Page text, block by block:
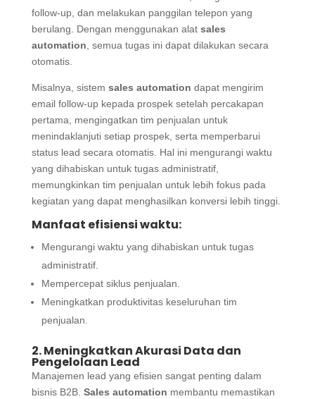
follow-up, dan melakukan panggilan telepon yang
berulang. Dengan menggunakan alat sales
automation , semua tugas ini dapat dilakukan secara
otomatis.
Misalnya, sistem sales automation dapat mengirim
email follow-up kepada prospek setelah percakapan
pertama, mengingatkan tim penjualan untuk
menindaklanjuti setiap prospek, serta memperbarui
status lead secara otomatis. Hal ini mengurangi waktu
yang dihabiskan untuk tugas administratif,
memungkinkan tim penjualan untuk lebih fokus pada
kegiatan yang dapat menghasilkan konversi lebih tinggi.
Manfaat efisiensi waktu:
Mengurangi waktu yang dihabiskan untuk tugas
administratif.
Mempercepat siklus penjualan.
Meningkatkan produktivitas keseluruhan tim
penjualan.
2. Meningkatkan Akurasi Data dan
Pengelolaan Lead
Manajemen lead yang efisien sangat penting dalam
bisnis B2B. Sales automation membantu memastikan